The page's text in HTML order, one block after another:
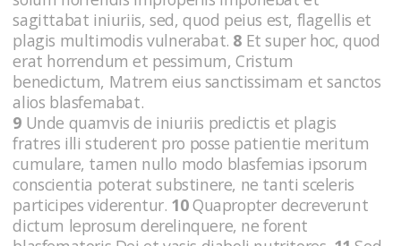
sagittabat iniuriis, sed, quod peius est, flagellis et
plagis multimodis vulnerabat. 8 Et super hoc, quod
erat horrendum et pessimum, Cristum
benedictum, Matrem eius sanctissimam et sanctos
alios blasfemabat.
9 Unde quamvis de iniuriis predictis et plagis
fratres illi studerent pro posse patientie meritum
cumulare, tamen nullo modo blasfemias ipsorum
conscientia poterat substinere, ne tanti sceleris
participes viderentur. 10Quapropter decreverunt
dictum leprosum derelinquere, ne forent